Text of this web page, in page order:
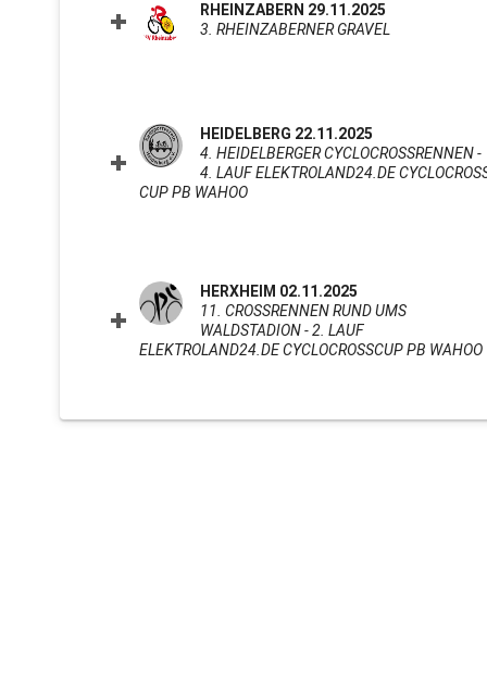
RHEINZABERN 29.11.2025
3. RHEINZABERNER GRAVELCLICK TO
HEIDELBERG 22.11.2025
4. HEIDELBERGER CYCLOCROSSRENNEN -
4. LAUF ELEKTROLAND24.DE
CUP PB WAHOOCLICK TO EXPAND CONTENTS
HERXHEIM 02.11.2025
11. CROSSRENNEN RUND UMS
WALDSTADION - 2. LAUF
ELEKTROLAND24.DE CYCLOCROSSCUP PB WAHOO